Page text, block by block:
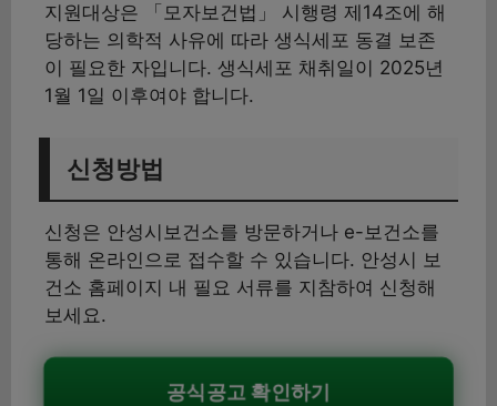
지원대상은 「모자보건법」 시행령 제14조에 해
당하는 의학적 사유에 따라 생식세포 동결 보존
이 필요한 자입니다. 생식세포 채취일이 2025년
1월 1일 이후여야 합니다.
신청방법
신청은 안성시보건소를 방문하거나 e-보건소를
통해 온라인으로 접수할 수 있습니다. 안성시 보
건소 홈페이지 내 필요 서류를 지참하여 신청해
보세요.
공식공고 확인하기